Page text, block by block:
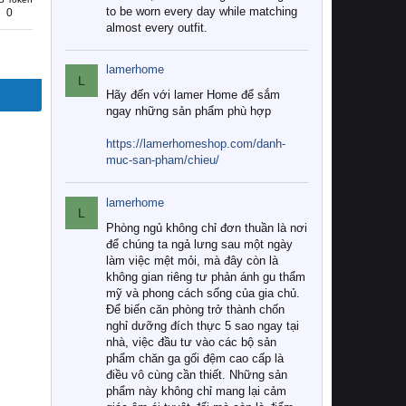
0
to be worn every day while matching
almost every outfit.
L
lamerhome
Hãy đến với lamer Home để sắm
ngay những sản phẩm phù hợp
https://lamerhomeshop.com/danh-
muc-san-pham/chieu/
L
lamerhome
Phòng ngủ không chỉ đơn thuần là nơi
để chúng ta ngả lưng sau một ngày
làm việc mệt mỏi, mà đây còn là
không gian riêng tư phản ánh gu thẩm
mỹ và phong cách sống của gia chủ.
Để biến căn phòng trở thành chốn
nghỉ dưỡng đích thực 5 sao ngay tại
nhà, việc đầu tư vào các bộ sản
phẩm chăn ga gối đệm cao cấp là
điều vô cùng cần thiết. Những sản
phẩm này không chỉ mang lại cảm